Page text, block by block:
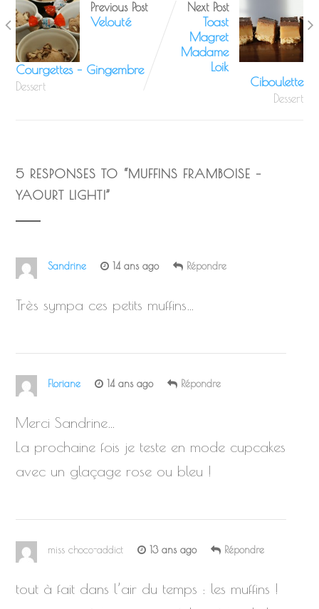
Previous Post
Velouté
Courgettes – Gingembre
Dessert
Next Post
Toast
Magret
Madame
Loik
Ciboulette
Dessert
5 RESPONSES TO “MUFFINS FRAMBOISE –
YAOURT LIGHT!”
Sandrine 14 ans ago Répondre
Très sympa ces petits muffins…
Floriane 14 ans ago Répondre
Merci Sandrine…
La prochaine fois je teste en mode cupcakes
avec un glaçage rose ou bleu !
miss choco-addict 13 ans ago Répondre
tout à fait dans l’air du temps : les muffins !